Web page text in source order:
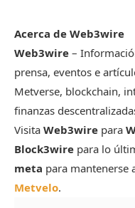
Acerca de Web3wire
Web3wire –
prensa, eventos e
Metverse, blockchain,
finanzas
Visita Web3wire para
Block3wire para lo
meta para mantenerse
Metvelo.